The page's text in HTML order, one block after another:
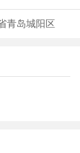
青岛城阳区